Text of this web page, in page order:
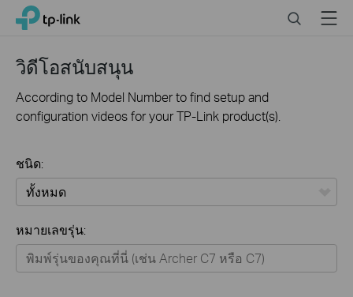
Click
the
navigation
TP-Link, Reliably Smart SearchMenu
วิดีโอสนับสนุน
According to Model Number to find setup and
configuration videos for your TP-Link product(s).
ชนิด:
Home
Smart Home
หมายเลขรุ่น: